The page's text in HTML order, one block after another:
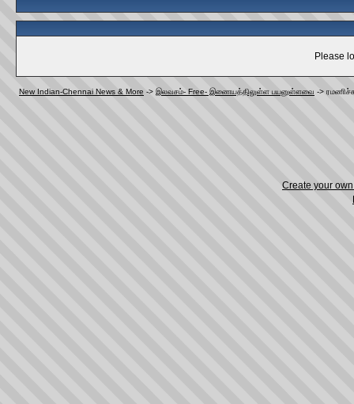
Please
New Indian-Chennai News & More -> இலவசம்- Free- இணையத்திலுள்ள பயனுள்ளவை ->
Create your